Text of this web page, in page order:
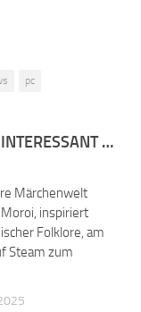
pc
…
Märchenwelt
inspiriert
Folklore, am
Steam zum